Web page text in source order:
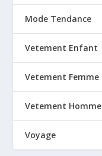
Mode Tendance
Vetement Enfant
Vetement Femme
Vetement Homme
Voyage